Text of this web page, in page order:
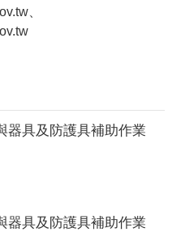
、
器具及防護具補助作業
器具及防護具補助作業